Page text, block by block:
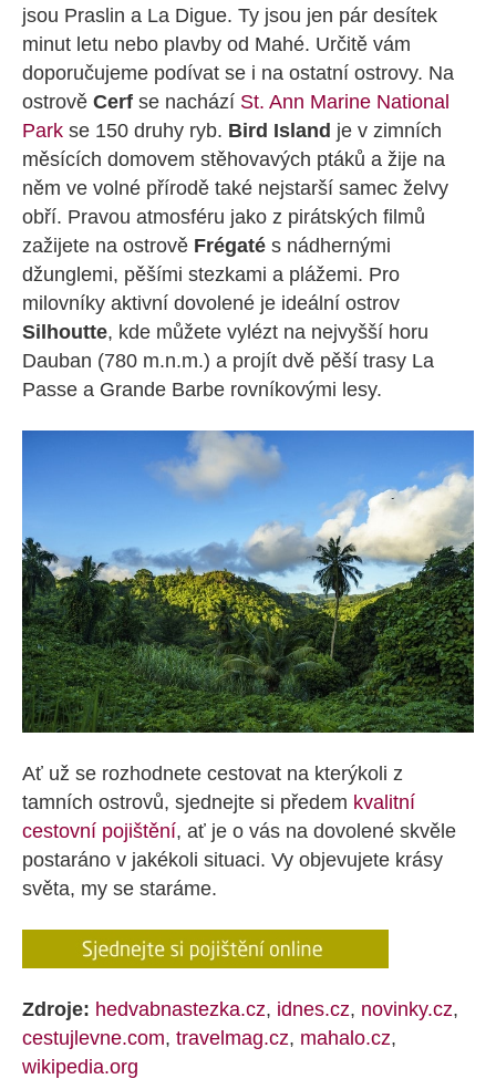
jsou Praslin a La Digue. Ty jsou jen pár desítek
minut letu nebo plavby od Mahé. Určitě vám
doporučujeme podívat se i na ostatní ostrovy. Na
ostrově Cerf se nachází St. Ann Marine National
Park se 150 druhy ryb. Bird Island je v zimních
měsících domovem stěhovavých ptáků a žije na
něm ve volné přírodě také nejstarší samec želvy
obří. Pravou atmosféru jako z pirátských filmů
zažijete na ostrově Frégaté s nádhernými
džunglemi, pěšími stezkami a plážemi. Pro
milovníky aktivní dovolené je ideální ostrov
Silhoutte, kde můžete vylézt na nejvyšší horu
Dauban (780 m.n.m.) a projít dvě pěší trasy La
Passe a Grande Barbe rovníkovými lesy.
Ať už se rozhodnete cestovat na kterýkoli z
tamních ostrovů, sjednejte si předem kvalitní
cestovní pojištění, ať je o vás na dovolené skvěle
postaráno v jakékoli situaci. Vy objevujete krásy
světa, my se staráme.
Zdroje: hedvabnastezka.cz, idnes.cz, novinky.cz,
cestujlevne.com, travelmag.cz, mahalo.cz,
wikipedia.org